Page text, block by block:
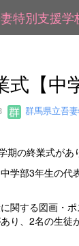
特別支援学
【中
群馬県立吾
の終業式があ
学部3年生の代
関する図画・
り、2名の生徒